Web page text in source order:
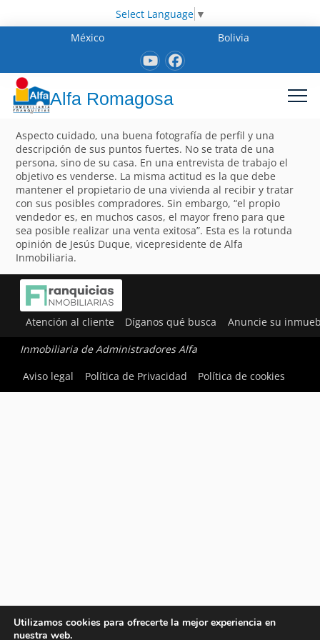
Select Language ▼
México
Bolivia
Alfa Romagosa
Aspecto cuidado, una buena fotografía de perfil y una
descripción de sus puntos fuertes. No se trata de una
persona, sino de su casa. En una entrevista de trabajo el
objetivo es venderse. La misma actitud es la que debe
mantener el propietario de una vivienda al recibir y tratar
con sus posibles compradores. Sin embargo, “el propio
vendedor es, en muchos casos, el mayor freno para que
sea posible realizar una venta exitosa”. Esta es la rotunda
opinión de Jesús Duque, vicepresidente de Alfa
Inmobiliaria.
Atención al cliente Díganos qué busca Anuncie su
Inmobiliaria de Administradores Alfa
Aviso legal
Política de Privacidad Política de cookies
Utilizamos cookies para ofrecerte la mejor experiencia en
nuestra web.